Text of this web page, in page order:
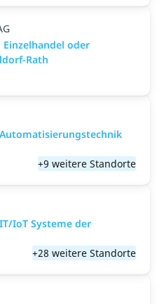
oder
Rath
+9 weitere Standorte
IoT Systeme der
+28 weitere Standorte